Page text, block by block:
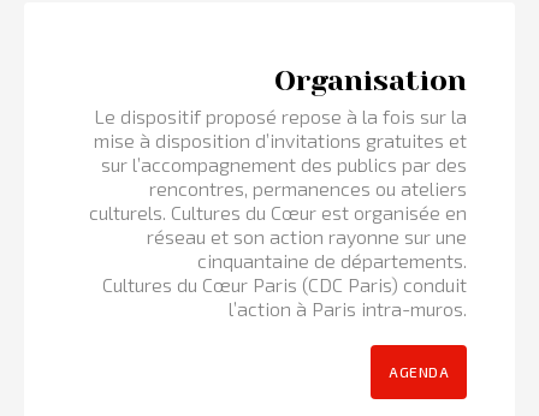
Organisation
Le dispositif proposé repose à la fois sur la
mise à disposition d’invitations gratuites et
sur l’accompagnement des publics par des
rencontres, permanences ou ateliers
culturels. Cultures du Cœur est organisée en
réseau et son action rayonne sur une
cinquantaine de départements.
Cultures du Cœur Paris (CDC Paris) conduit
l’action à Paris intra-muros.
AGENDA